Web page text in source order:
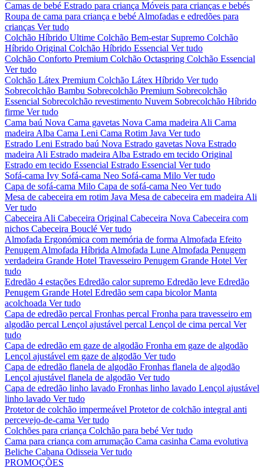
Camas de bebé Estrado para criança Móveis para crianças e bebés
Roupa de cama para criança e bebé Almofadas e edredões para
crianças Ver tudo
Colchão Híbrido Ultime Colchão Bem-estar Supremo Colchão
Híbrido Original Colchão Híbrido Essencial Ver tudo
Colchão Conforto Premium Colchão Octaspring Colchão Essencial
Ver tudo
Colchão Látex Premium Colchão Látex Híbrido Ver tudo
Sobrecolchão Bambu Sobrecolchão Premium Sobrecolchão
Essencial Sobrecolchão revestimento Nuvem Sobrecolchão Híbrido
firme Ver tudo
Cama baú Nova Cama gavetas Nova Cama madeira Ali Cama
madeira Alba Cama Leni Cama Rotim Java Ver tudo
Estrado Leni Estrado baú Nova Estrado gavetas Nova Estrado
madeira Ali Estrado madeira Alba Estrado em tecido Original
Estrado em tecido Essencial Estrado Essencial Ver tudo
Sofá-cama Ivy Sofá-cama Neo Sofá-cama Milo Ver tudo
Capa de sofá-cama Milo Capa de sofá-cama Neo Ver tudo
Mesa de cabeceira em rotim Java Mesa de cabeceira em madeira Ali
Ver tudo
Cabeceira Ali Cabeceira Original Cabeceira Nova Cabeceira com
nichos Cabeceira Bouclé Ver tudo
Almofada Ergonómica com memória de forma Almofada Efeito
Penugem Almofada Híbrida Almofada Lune Almofada Penugem
verdadeira Grande Hotel Travesseiro Penugem Grande Hotel Ver
tudo
Edredão 4 estações Edredão calor supremo Edredão leve Edredão
Penugem Grande Hotel Edredão sem capa bicolorManta
acolchoada Ver tudo
Capa de edredão percal Fronhas percal Fronha para travesseiro em
algodão percal Lençol ajustável percal Lençol de cima percal Ver
tudo
Capa de edredão em gaze de algodão Fronha em gaze de algodão
Lençol ajustável em gaze de algodão Ver tudo
Capa de edredão flanela de algodão Fronhas flanela de algodão
Lençol ajustável flanela de algodão Ver tudo
Capa de edredão linho lavado Fronhas linho lavado Lençol ajustável
linho lavado Ver tudo
Protetor de colchão impermeável Protetor de colchão integral anti
percevejo-de-cama Ver tudo
Colchões para criança Colchão para bebé Ver tudo
Cama para criança com arrumação Cama casinha Cama evolutiva
Beliche Cabana Odisseia Ver tudo
PROMOÇÕES